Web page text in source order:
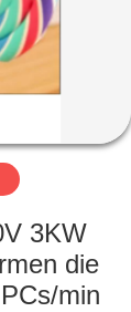
3KW
die
min